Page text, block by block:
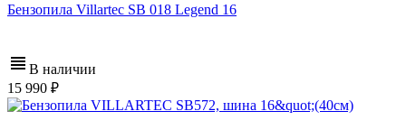
Бензопила Villartec SB 018 Legend 16
В наличии
15 990